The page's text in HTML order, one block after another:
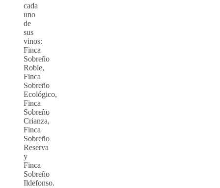
cada
uno
de
sus
vinos:
Finca
Sobreño
Roble,
Finca
Sobreño
Ecológico,
Finca
Sobreño
Crianza,
Finca
Sobreño
Reserva
y
Finca
Sobreño
Ildefonso.